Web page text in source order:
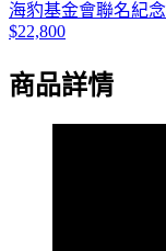
海豹基金會聯名紀
$22,800
商品詳情